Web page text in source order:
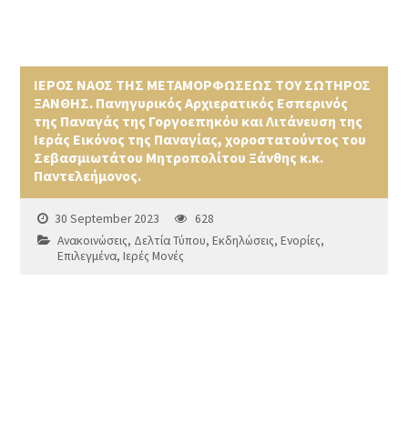
ΙΕΡΟΣ ΝΑΟΣ ΤΗΣ ΜΕΤΑΜΟΡΦΩΣΕΩΣ ΤΟΥ ΣΩΤΗΡΟΣ
ΞΑΝΘΗΣ. Πανηγυρικός Αρχιερατικός Εσπερινός
της Παναγάς της Γοργοεπηκόυ και Λιτάνευση της
Ιεράς Εικόνος της Παναγίας, χοροστατούντος του
Σεβασμιωτάτου Μητροπολίτου Ξάνθης κ.κ.
Παντελεήμονος.
30 September 2023
628
Ανακοινώσεις, Δελτία Τύπου,Εκδηλώσεις,Ενορίες,
Επιλεγμένα,Ιερές Μονές